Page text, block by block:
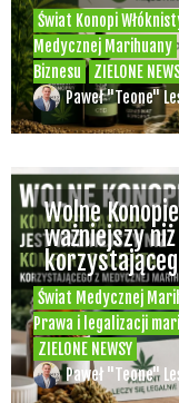
Świat Konopi
Medycznej Marihuany
Biznesu
ZIELONE
Paweł "Teone"
Świat Medycznej
Prawa i legalizacji
ZIELONE NEWSY
Wolne
ważniejszy
Paweł "Teone"